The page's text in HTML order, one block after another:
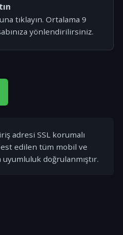
tıklayın. Ortalama 9
yönlendirilirsiniz.
adresi SSL korumalı
edilen tüm mobil ve
uyumluluk doğrulanmıştır.